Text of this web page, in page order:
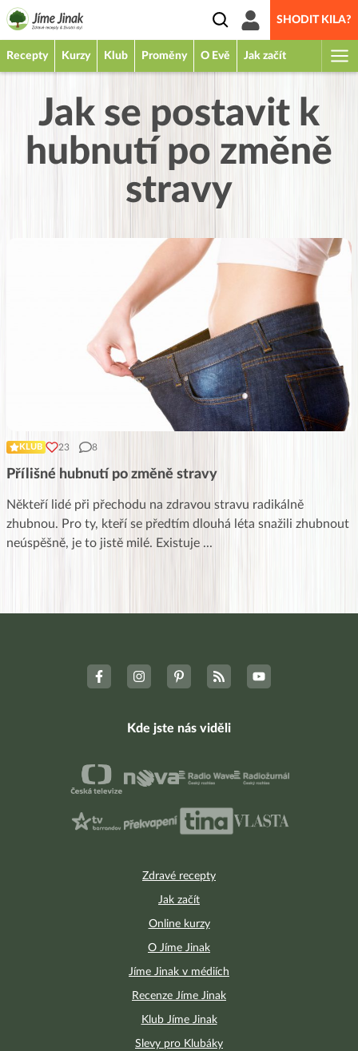
SHODIT KILA?
Recepty Kurzy Klub Proměny O Evě Jak začít
Jak se postavit k
hubnutí po změně
stravy
KLUB 23 8
Přílišné hubnutí po změně stravy
Někteří lidé při přechodu na zdravou stravu radikálně
zhubnou. Pro ty, kteří se předtím dlouhá léta snažili zhubnout
neúspěšně, je to jistě milé. Existuje ...
Zdravé recepty
Jak začít
Online kurzy
O Jíme Jinak
Jíme Jinak v médiích
Recenze Jíme Jinak
Klub Jíme Jinak
Slevy pro Klubáky
Kde jste nás viděli